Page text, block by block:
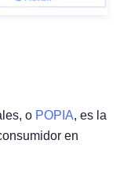
o POPIA, es la
en